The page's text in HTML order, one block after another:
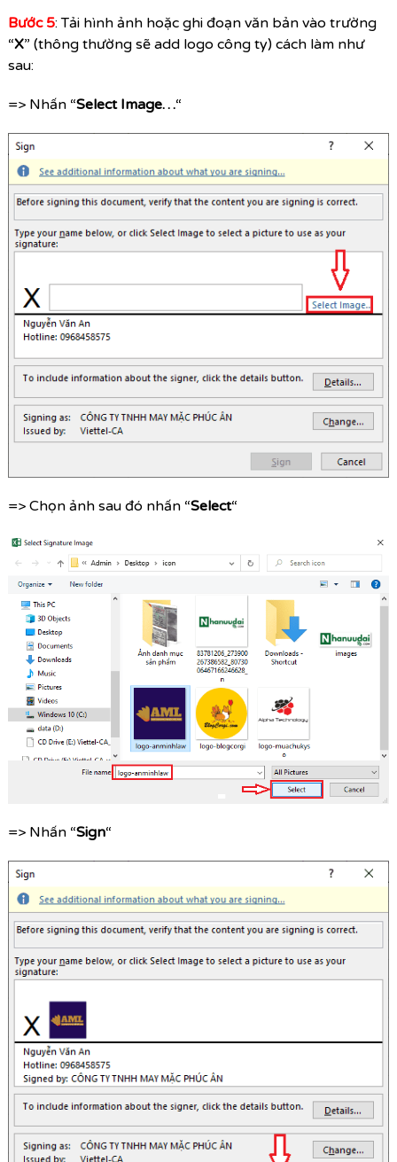
Bước 5: Tải hình ảnh hoặc ghi đoạn văn bản vào trường
“X” (thông thường sẽ add logo công ty) cách làm như
sau:
=> Nhấn “Select Image…“
=> Chọn ảnh sau đó nhấn “Select“
=> Nhấn “Sign“